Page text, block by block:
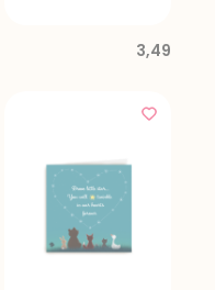
3,49